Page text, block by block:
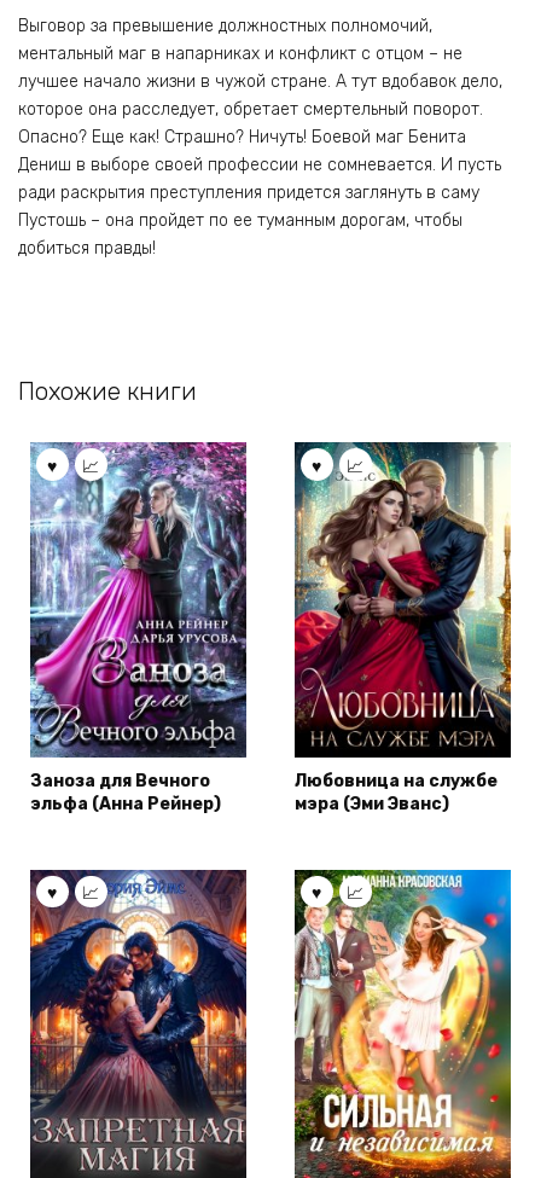
Выговор за превышение должностных полномочий,
ментальный маг в напарниках и конфликт с отцом – не
лучшее начало жизни в чужой стране. А тут вдобавок дело,
которое она расследует, обретает смертельный поворот.
Опасно? Еще как! Страшно? Ничуть! Боевой маг Бенита
Дениш в выборе своей профессии не сомневается. И пусть
ради раскрытия преступления придется заглянуть в саму
Пустошь – она пройдет по ее туманным дорогам, чтобы
добиться правды!
Похожие книги
Заноза для Вечного
эльфа (Анна Рейнер)
Любовница на службе
мэра (Эми Эванс)